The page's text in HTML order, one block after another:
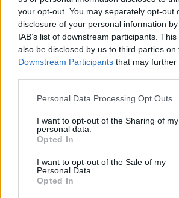
your opt-out. You may separately opt-out
disclosure of your personal information
IAB’s list of downstream participants.
also be disclosed by us to third parties on
Downstream Participants that may
Personal Data Processing Opt Outs
I want to opt-out of the Sharing of my
personal data.
Opted In
I want to opt-out of the Sale of my
Personal Data.
Opted In